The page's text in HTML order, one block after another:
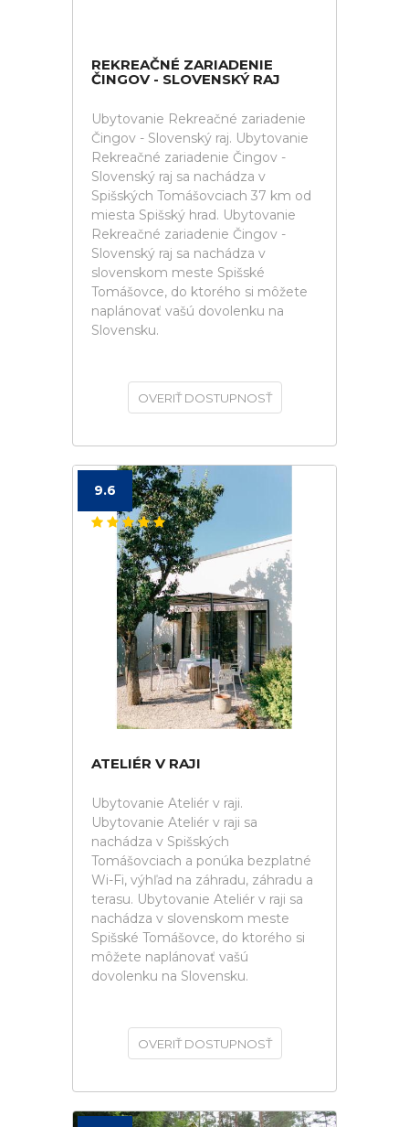
REKREAČNÉ ZARIADENIE
ČINGOV - SLOVENSKÝ RAJ
Ubytovanie Rekreačné zariadenie
Čingov - Slovenský raj. Ubytovanie
Rekreačné zariadenie Čingov -
Slovenský raj sa nachádza v
Spišských Tomášovciach 37 km od
miesta Spišský hrad. Ubytovanie
Rekreačné zariadenie Čingov -
Slovenský raj sa nachádza v
slovenskom meste Spišské
Tomášovce, do ktorého si môžete
naplánovať vašú dovolenku na
Slovensku.
OVERIŤ DOSTUPNOSŤ
9.6
ATELIÉR V RAJI
Ubytovanie Ateliér v raji.
Ubytovanie Ateliér v raji sa
nachádza v Spišských
Tomášovciach a ponúka bezplatné
Wi-Fi, výhľad na záhradu, záhradu a
terasu. Ubytovanie Ateliér v raji sa
nachádza v slovenskom meste
Spišské Tomášovce, do ktorého si
môžete naplánovať vašú
dovolenku na Slovensku.
OVERIŤ DOSTUPNOSŤ